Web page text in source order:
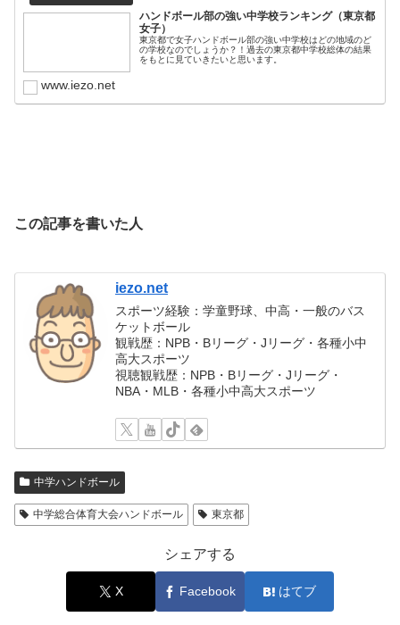
ハンドボール部の強い中学校ランキング（東京都
女子）
東京都で女子ハンドボール部の強い中学校はどの地域のど
の学校なのでしょうか？！過去の東京都中学校総体の結果
をもとに見ていきたいと思います。
www.iezo.net
この記事を書いた人
iezo.net
スポーツ経験：学童野球、中高・一般のバス
ケットボール
観戦歴：NPB・Bリーグ・Jリーグ・各種小中
高大スポーツ
視聴観戦歴：NPB・Bリーグ・Jリーグ・
NBA・MLB・各種小中高大スポーツ
中学ハンドボール
中学総合体育大会ハンドボール 東京都
シェアする
X Facebook はてブ